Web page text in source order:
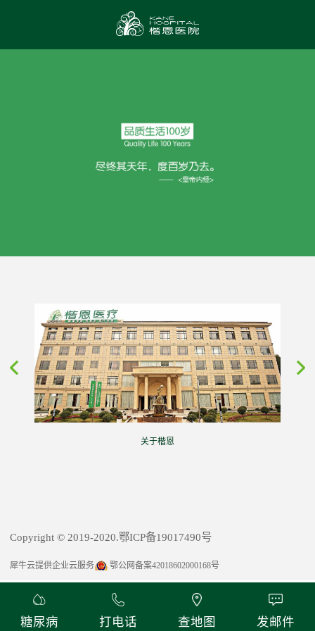
关于楷恩
Copyright © 2019-2020.鄂ICP备19017490号
犀牛云提供企业云服务 鄂公网备案42018602000168号
糖尿病 打电话 查地图 发邮件